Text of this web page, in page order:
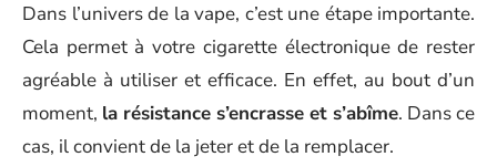
Dans l’univers de la vape, c’est une étape importante.
Cela permet à votre cigarette électronique de rester
agréable à utiliser et efficace. En effet, au bout d’un
moment, la résistance s’encrasse et s’abîme. Dans ce
cas, il convient de la jeter et de la remplacer.